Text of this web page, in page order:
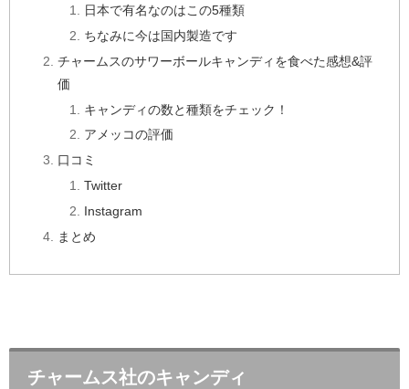
日本で有名なのはこの5種類
ちなみに今は国内製造です
チャームスのサワーボールキャンディを食べた感想&評
価
キャンディの数と種類をチェック！
アメッコの評価
口コミ
Twitter
Instagram
まとめ
チャームス社のキャンディ